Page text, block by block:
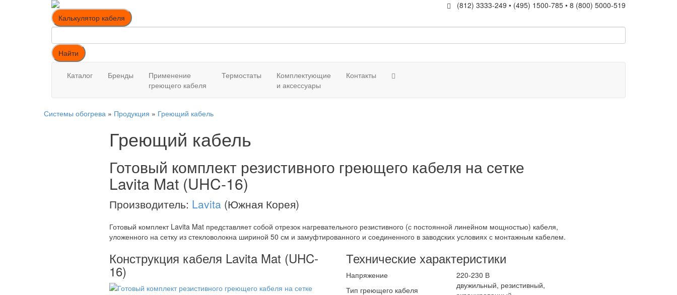
(812) 3333-249 • (495) 1500-785 • 8 (800) 5000-519
Калькулятор кабеля
Найти
Каталог Бренды
Применение
греющего кабеля
Термостаты
Комплектующие
и аксессуары
Контакты
Системы обогрева » Продукция » Греющий кабель
Греющий кабель
Готовый комплект резистивного греющего кабеля на сетке
Lavita Mat (UHC-16)
Производитель: Lavita (Южная Корея)
Готовый комплект Lavita Mat представляет собой отрезок нагревательного резистивного (с постоянной линейном мощностью) кабеля,
уложенного на сетку из стекловолокна шириной 50 см и замуфтированного и соединенного в заводских условиях с монтажным кабелем.
Конструкция кабеля Lavita Mat (UHC-
16)
Технические xарактеристики
Напряжение
220-230 В
Тип греющего кабеля
двужильный, резистивный,